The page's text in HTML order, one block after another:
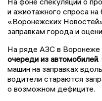
и ажиотажного спроса на
«Воронежских
заправкам города и
На ряде АЗС в
очереди из автомобилей.
машин на заправках
водители стараются
о возможном дефиците.